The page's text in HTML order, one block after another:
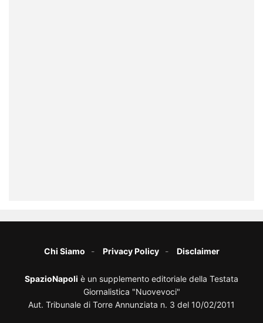
Chi Siamo Privacy Policy Disclaimer
SpazioNapoli è un supplemento editoriale della Testata
Giornalistica "Nuovevoci"
Aut. Tribunale di Torre Annunziata n. 3 del 10/02/2011